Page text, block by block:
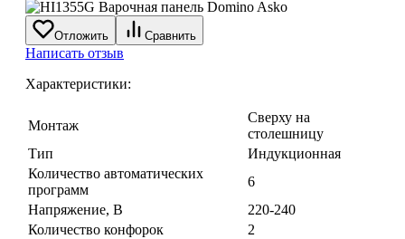
Отложить Сравнить
Написать отзыв
Характеристики:
Монтаж
Сверху на
столешницу
Тип
Индукционная
Количество автоматических
программ
6
Напряжение, В
220-240
Количество конфорок
2